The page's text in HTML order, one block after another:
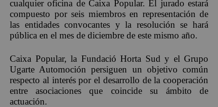
cualquier oficina de Caixa Popular.El jurado estará
compuesto por seis miembros en representación de
las entidades convocantes y la resolución se hará
pública en el mes de diciembre de este mismo año.
Caixa Popular, la Fundació Horta Sud y el Grupo
Ugarte Automoción persiguen un objetivo común
respecto al interés por el desarrollo de la cooperación
entre asociaciones que coincide su ámbito de
actuación.